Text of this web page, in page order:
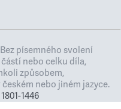
písemného svolení
nebo celku díla,
způsobem,
nebo jiném jazyce.
1446